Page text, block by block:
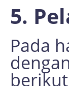
5.
Pada